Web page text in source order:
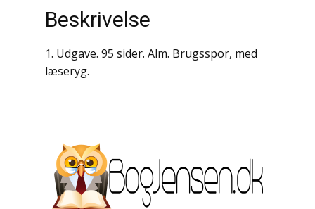
Kirkehistorie / Religion
Krige / Slag
Krop / Sind
Landbrug / Skovbrug
Litteraturhistorie
Beskrivelse
1. Udgave. 95 sider. Alm. Brugsspor, med
læseryg.